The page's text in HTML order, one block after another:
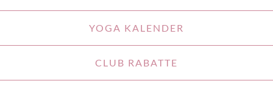
YOGA KALENDER
CLUB RABATTE